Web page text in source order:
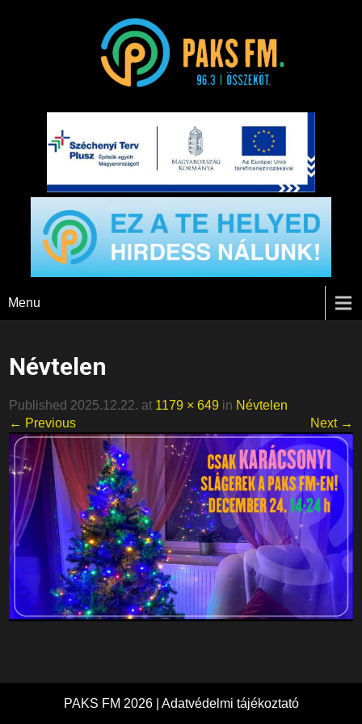
Paks FM
Menu
Névtelen
Published 2025.12.22. at 1179 × 649 in Névtelen
← Previous
Next →
PAKS FM 2026 | Adatvédelmi tájékoztató